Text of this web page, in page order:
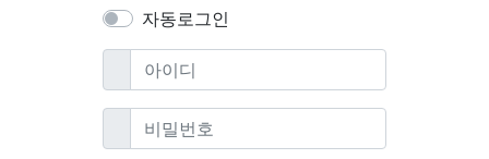
자동로그인
아이디필수
비밀번호필수